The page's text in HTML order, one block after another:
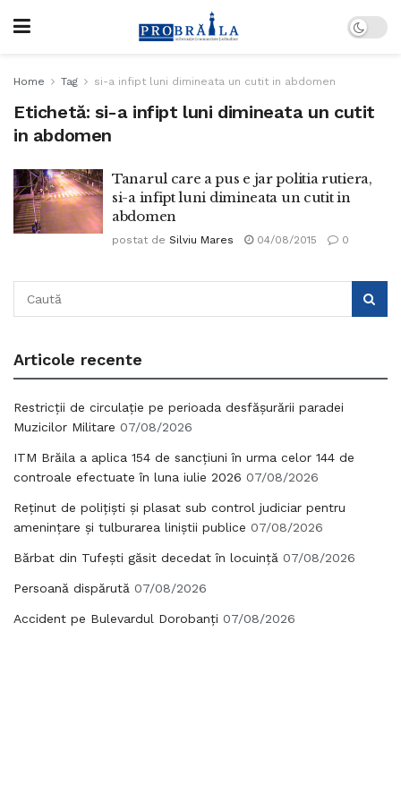
Home Tag si-a infipt luni dimineata un cutit in abdomen
Etichetă: si-a infipt luni dimineata un cutit
in abdomen
Tanarul care a pus e jar politia rutiera,
si-a infipt luni dimineata un cutit in
abdomen
postat de Silviu Mares 04/08/2015 0
Articole recente
Restricții de circulație pe perioada desfășurării paradei
Muzicilor Militare 07/08/2026
ITM Brăila a aplica 154 de sancțiuni în urma celor 144 de
controale efectuate în luna iulie 2026 07/08/2026
Reținut de polițiști și plasat sub control judiciar pentru
amenințare și tulburarea liniștii publice 07/08/2026
Bărbat din Tufești găsit decedat în locuință 07/08/2026
Persoană dispărută 07/08/2026
Accident pe Bulevardul Dorobanți 07/08/2026